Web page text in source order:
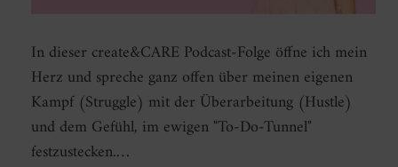
In dieser create&CARE Podcast-Folge öffne ich mein
Herz und spreche ganz offen über meinen eigenen
Kampf (Struggle) mit der Überarbeitung (Hustle)
und dem Gefühl, im ewigen "To-Do-Tunnel"
festzustecken.…